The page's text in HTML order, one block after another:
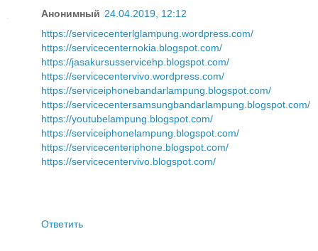
Анонимный 24.04.2019, 12:12
https://servicecenterlglampung.wordpress.com/
https://servicecenternokia.blogspot.com/
https://jasakursusservicehp.blogspot.com/
https://servicecentervivo.wordpress.com/
https://serviceiphonebandarlampung.blogspot.com/
https://servicecentersamsungbandarlampung.blogspot.com/
https://youtubelampung.blogspot.com/
https://serviceiphonelampung.blogspot.com/
https://servicecenteriphone.blogspot.com/
https://servicecentervivo.blogspot.com/
Ответить